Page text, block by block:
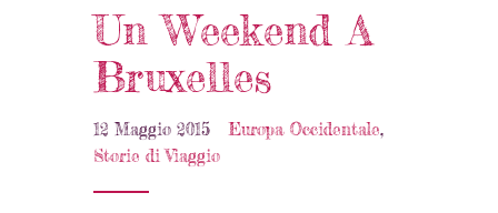
Un Weekend A
Bruxelles
12 Maggio 2015 Europa Occidentale,
Storie di Viaggio